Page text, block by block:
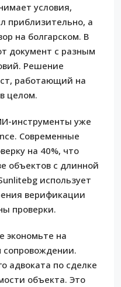
условия,
приблизительно, а
на болгарском. В
документ с разным
Решение
работающий на
целом.
инструменты уже
Современные
на 40%, что
объектов с длинной
использует
верификации
проверки.
экономьте на
адвоката по сделке
объекта. Это